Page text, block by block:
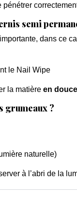
semi
dans ce
le Nail Wipe
la matière en
grumeaux ?
naturelle)
à l’abri de la